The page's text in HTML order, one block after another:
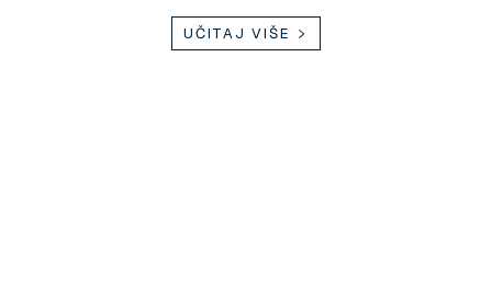
UČITAJ VIŠE